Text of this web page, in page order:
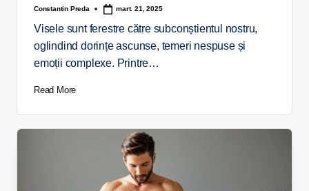
Constantin Preda mart. 21, 2025
Visele sunt ferestre către subconștientul nostru,
oglindind dorințe ascunse, temeri nespuse și
emoții complexe. Printre…
Read More